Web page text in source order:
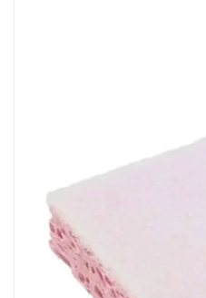
Alimentaire & jetable